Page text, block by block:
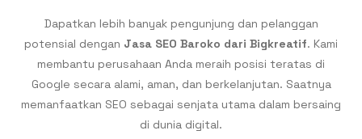
Dapatkan lebih banyak pengunjung dan pelanggan
potensial dengan Jasa SEO Baroko dari Bigkreatif. Kami
membantu perusahaan Anda meraih posisi teratas di
Google secara alami, aman, dan berkelanjutan. Saatnya
memanfaatkan SEO sebagai senjata utama dalam bersaing
di dunia digital.